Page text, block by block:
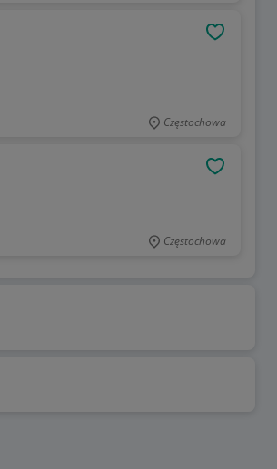
Częstochowa
Częstochowa